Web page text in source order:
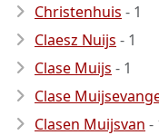
Christenhuis - 1
Claesz Nuijs - 1
Clase Muijs - 1
Clase
Clasen Muijsvan -